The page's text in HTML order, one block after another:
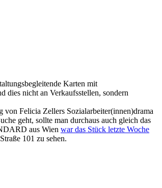
Karten mit
dies nicht an Verkaufsstellen, sondern
Felicia Zellers Sozialarbeiter(innen)drama
geht, sollte man durchaus auch gleich das
aus Wien war das Stück letzte Woche
101 zu sehen.